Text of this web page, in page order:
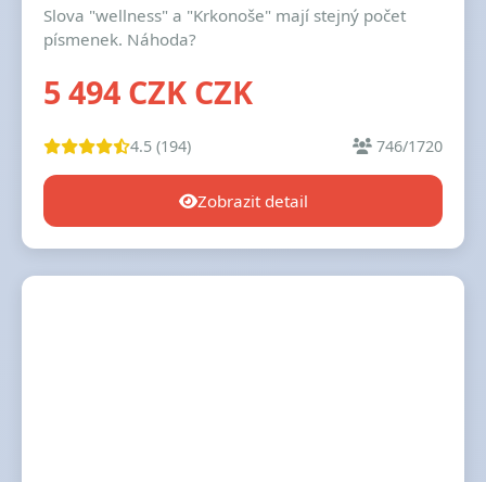
Slova "wellness" a "Krkonoše" mají stejný počet
písmenek. Náhoda?
5 494 CZK CZK
4.5 (194) 746/1720
Zobrazit detail